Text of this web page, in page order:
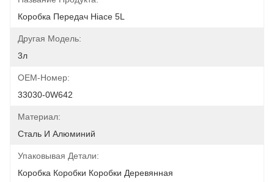
Коробка Передач Hiace 5L
Другая Модель:
3л
OEM-Номер:
33030-0W642
Материал:
Сталь И Алюминий
Упаковывая Детали:
Коробка Коробки Коробки Деревянная